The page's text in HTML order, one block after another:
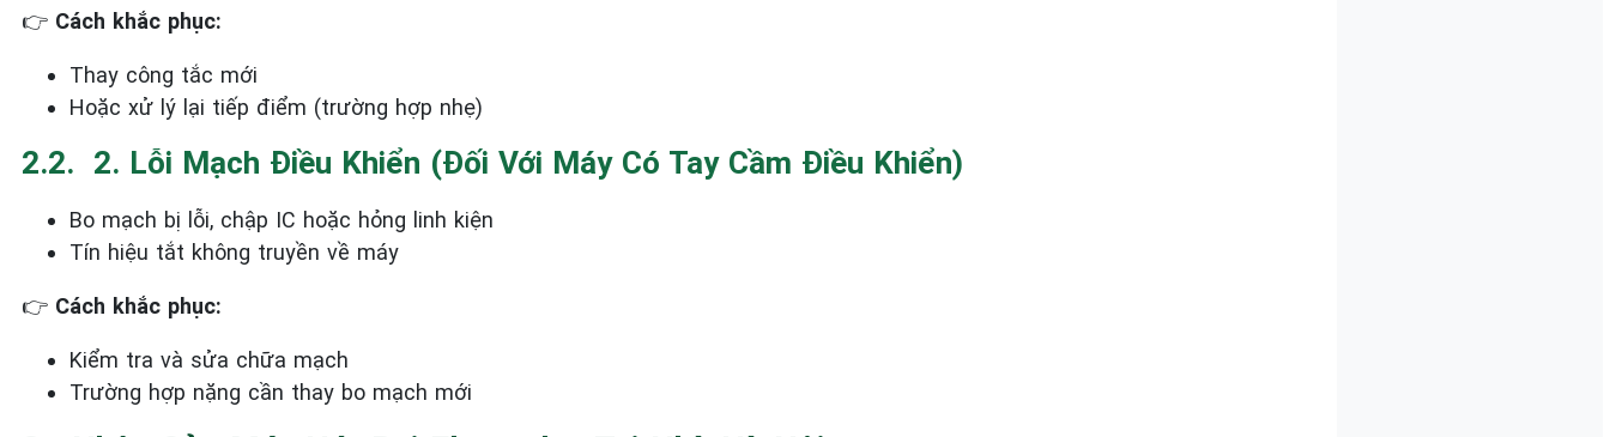
👉 Cách khắc phục:
Thay công tắc mới
Hoặc xử lý lại tiếp điểm (trường hợp nhẹ)
2.2. ️ 2. Lỗi Mạch Điều Khiển (đối Với Máy Có Tay Cầm Điều Khiển)
Bo mạch bị lỗi, chập IC hoặc hỏng linh kiện
Tín hiệu tắt không truyền về máy
👉 Cách khắc phục:
Kiểm tra và sửa chữa mạch
Trường hợp nặng cần thay bo mạch mới